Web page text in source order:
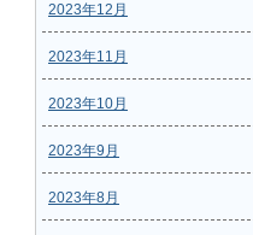
2023年12月
2023年11月
2023年10月
2023年9月
2023年8月